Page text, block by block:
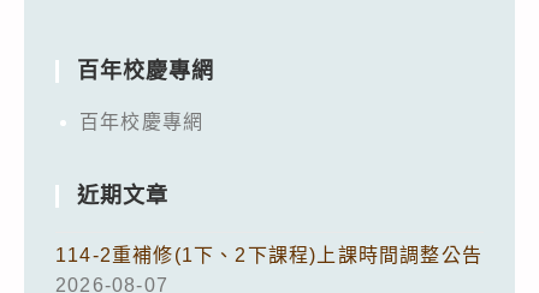
百年校慶專網
百年校慶專網
近期文章
114-2重補修(1下、2下課程)上課時間調整公告
2026-08-07